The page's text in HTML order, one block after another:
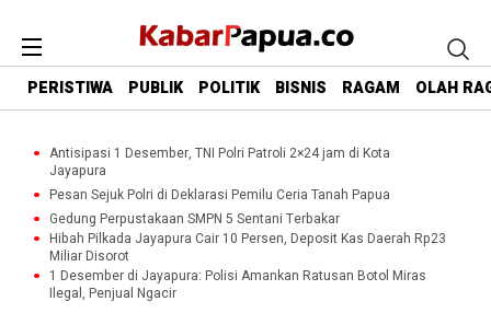
PERISTIWA PUBLIK POLITIK BISNIS RAGAM OLAH
Antisipasi 1 Desember, TNI Polri Patroli 2×24 jam di Kota
Jayapura
Pesan Sejuk Polri di Deklarasi Pemilu Ceria Tanah Papua
Gedung Perpustakaan SMPN 5 Sentani Terbakar
Hibah Pilkada Jayapura Cair 10 Persen, Deposit Kas Daerah Rp23
Miliar Disorot
1 Desember di Jayapura: Polisi Amankan Ratusan Botol Miras
Ilegal, Penjual Ngacir